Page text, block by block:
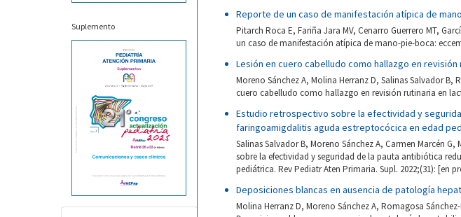
Suplemento
Reporte de un caso de manifestación atípica de
Pitarch Roca E, Fariña Jara MV, Cenarro Guerrero MT,
un caso de manifestación atípica de mano-pie-boca:
Lesión en cuero cabelludo como hallazgo en
Moreno Sánchez A, Molina Herranz D, Salinas Salvador B,
cuero cabelludo como hallazgo en revisión rutinaria en
Estudio retrospectivo sobre la efectividad y
faringoamigdalitis aguda estreptocócica en edad
Salinas Salvador B, Moreno Sánchez A, Carmen Marcén
sobre la efectividad y seguridad de la pauta antibiótica
pediátrica. Rev Pediatr Aten Primaria. Supl. 2022;(31): [en
Deposiciones blancas en ausencia de patología
Molina Herranz D, Moreno Sánchez A, Romagosa